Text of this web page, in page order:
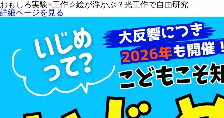
おもしろ実験×工作☆絵が浮かぶ？光工作で自由研究
詳細ページを見る